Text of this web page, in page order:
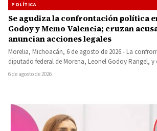
POLÍTICA
Se agudiza la confrontación política
Godoy y Memo Valencia; cruzan
anuncian acciones legales
Morelia, Michoacán, 6 de agosto de 2026.- La
diputado federal de Morena, Leonel Godoy Rangel,
6 de agosto de 2026